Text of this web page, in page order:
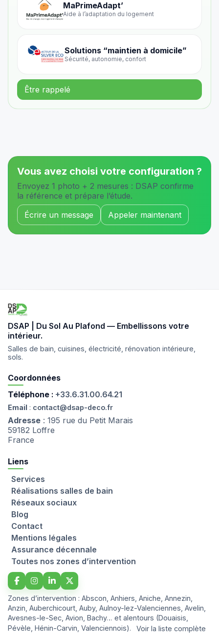
MaPrimeAdapt’
Aide à l’adaptation du logement
Solutions “maintien à domicile”
Sécurité, autonomie, confort
Être rappelé
Vous avez choisi votre configuration ?
Envoyez 1 photo + 2 mesures : DSAP confirme
la référence et prépare l’étude.
Écrire un message
Appeler maintenant
DSAP | Du Sol Au Plafond — Embellissons votre
intérieur.
Salles de bain, cuisines, électricité, rénovation intérieure,
sols.
Coordonnées
Téléphone : +33.6.31.00.64.21
Email : contact@dsap-deco.fr
Adresse : 195 rue du Petit Marais
59182 Loffre
France
Liens
Services
Réalisations salles de bain
Réseaux sociaux
Blog
Contact
Mentions légales
Assurance décennale
Toutes nos zones d’intervention
Zones d’intervention : Abscon, Anhiers, Aniche, Annezin,
Anzin, Auberchicourt, Auby, Aulnoy-lez-Valenciennes, Avelin,
Avesnes-le-Sec, Avion, Bachy… et alentours (Douaisis,
Pévèle, Hénin-Carvin, Valenciennois).
Voir la liste complète